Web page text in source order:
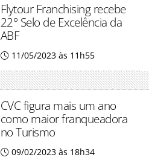
Flytour Franchising recebe
22° Selo de Excelência da
ABF
11/05/2023 às 11h55
CVC figura mais um ano
como maior franqueadora
no Turismo
09/02/2023 às 18h34